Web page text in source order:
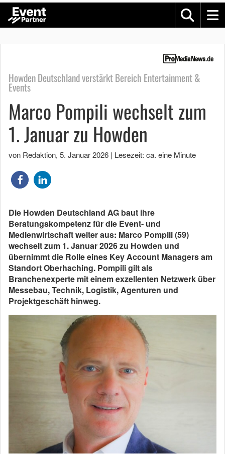
Howden Deutschland verstärkt Bereich Entertainment &
Events
Marco Pompili wechselt zum
1. Januar zu Howden
von Redaktion, 5. Januar 2026 | Lesezeit: ca. eine Minute
Die Howden Deutschland AG baut ihre
Beratungskompetenz für die Event‑ und
Medienwirtschaft weiter aus: Marco Pompili (59)
wechselt zum 1. Januar 2026 zu Howden und
übernimmt die Rolle eines Key Account Managers am
Standort Oberhaching. Pompili gilt als
Branchenexperte mit einem exzellenten Netzwerk über
Messebau, Technik, Logistik, Agenturen und
Projektgeschäft hinweg.